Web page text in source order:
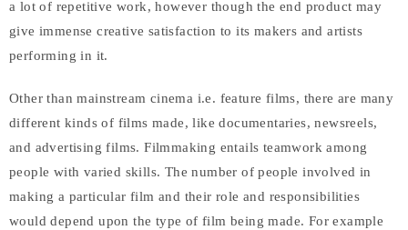
a lot of repetitive work, however though the end product may
give immense creative satisfaction to its makers and artists
performing in it.
Other than mainstream cinema i.e. feature films, there are many
different kinds of films made, like documentaries, newsreels,
and advertising films. Filmmaking entails teamwork among
people with varied skills. The number of people involved in
making a particular film and their role and responsibilities
would depend upon the type of film being made. For example